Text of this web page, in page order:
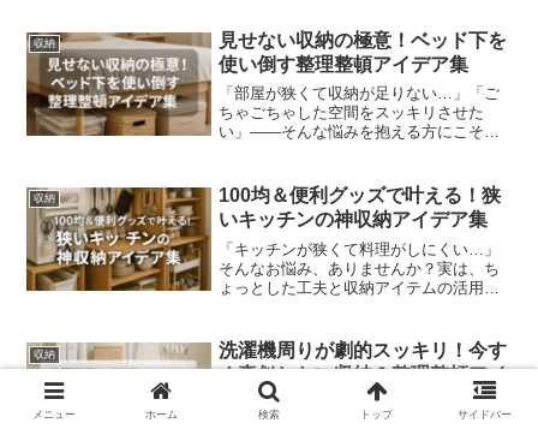
納アイデアや、DIYでの本棚作り、見せる
収納術まで、誰でも実践で...
収納
見せない収納の極意！ベッド下を
使い倒す整理整頓アイデア集
「部屋が狭くて収納が足りない…」「ご
ちゃごちゃした空間をスッキリさせた
い」——そんな悩みを抱える方にこそ知
ベッドの下には、意外と大きな可能性が
眠っています。この記事...
収納
100均＆便利グッズで叶える！狭
いキッチンの神収納アイデア集
「キッチンが狭くて料理がしにくい…」
そんなお悩み、ありませんか？実は、ち
ょっとした工夫と収納アイテムの活用
では、収納の基本ルールから、便利なア
イテム紹介、さらには100...
収納
洗濯機周りが劇的スッキリ！今す
ぐ真似したい収納＆整理整頓アイ
デア集
メニュー ホーム 検索 トップ サイドバー